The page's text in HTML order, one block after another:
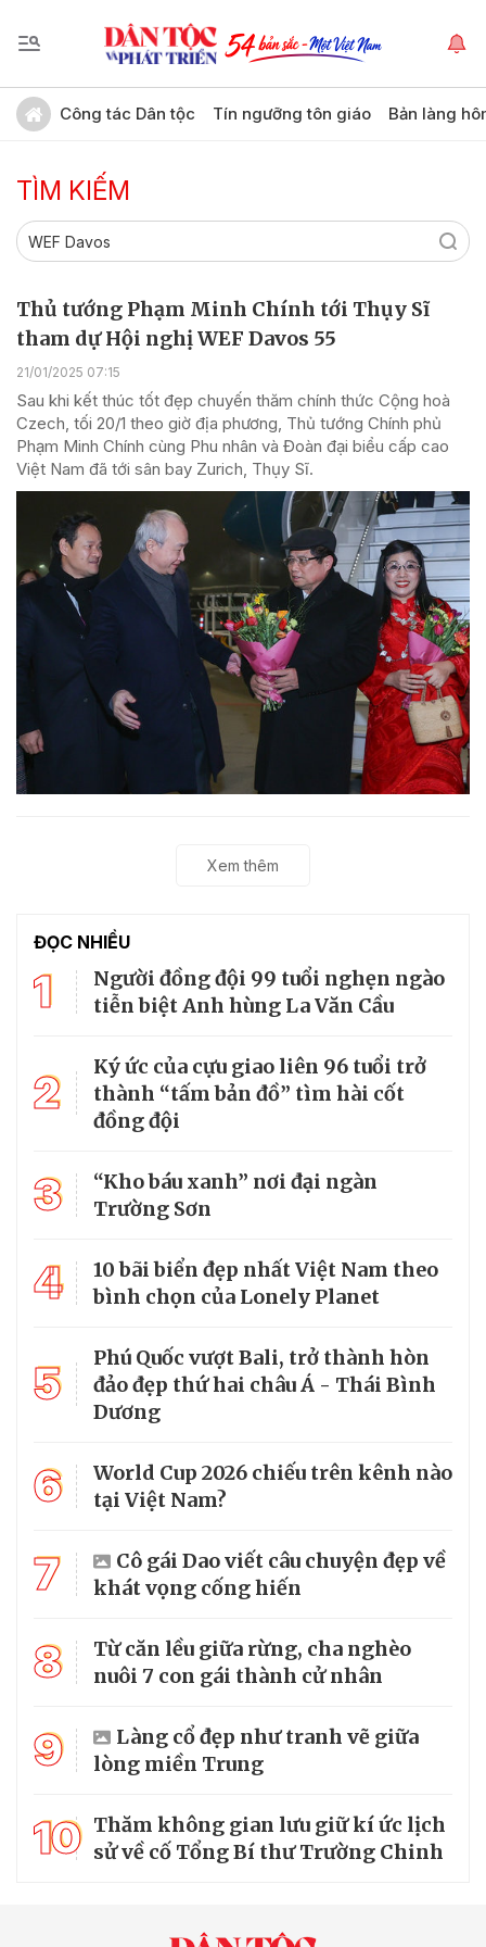
Công tác Dân tộc Tín ngưỡng tôn giáo Bản làng
TÌM KIẾM
Thủ tướng Phạm Minh Chính tới Thụy Sĩ
tham dự Hội nghị WEF Davos 55
21/01/2025 07:15
Sau khi kết thúc tốt đẹp chuyến thăm chính thức Cộng hoà
Czech, tối 20/1 theo giờ địa phương, Thủ tướng Chính phủ
Phạm Minh Chính cùng Phu nhân và Đoàn đại biểu cấp cao
Việt Nam đã tới sân bay Zurich, Thụy Sĩ.
Xem thêm
ĐỌC NHIỀU
1
Người đồng đội 99 tuổi nghẹn ngào
tiễn biệt Anh hùng La Văn Cầu
2
Ký ức của cựu giao liên 96 tuổi trở
thành “tấm bản đồ” tìm hài cốt
đồng đội
3
“Kho báu xanh” nơi đại ngàn
Trường Sơn
4
10 bãi biển đẹp nhất Việt Nam theo
bình chọn của Lonely Planet
5
Phú Quốc vượt Bali, trở thành hòn
đảo đẹp thứ hai châu Á - Thái Bình
Dương
6
World Cup 2026 chiếu trên kênh nào
tại Việt Nam?
7
Cô gái Dao viết câu chuyện đẹp về
khát vọng cống hiến
8
Từ căn lều giữa rừng, cha nghèo
nuôi 7 con gái thành cử nhân
9
Làng cổ đẹp như tranh vẽ giữa
lòng miền Trung
10 Thăm không gian lưu giữ kí ức lịch
sử về cố Tổng Bí thư Trường Chinh